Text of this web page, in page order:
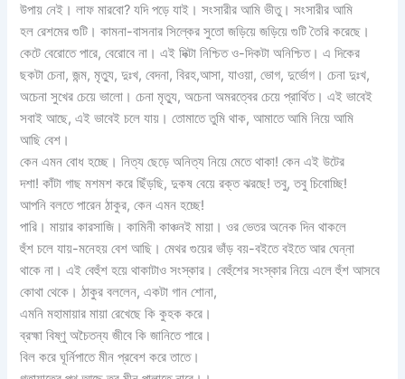
উপায় নেই। লাফ মারবো? যদি পড়ে যাই। সংসারীর আমি ভীতু। সংসারীর আমি
হল রেশমের গুটি। কামনা-বাসনার সিল্কের সুতো জড়িয়ে জড়িয়ে গুটি তৈরি করেছে।
কেটে বেরোতে পারে, বেরোবে না। এই দিক্টা নিশ্চিত ও-দিকটা অনিশ্চিত। এ দিকের
ছকটা চেনা, জন্ম, মৃত্যু, দুঃখ, বেদনা, বিরহ,আসা, যাওয়া, ভোগ, দুর্ভোগ। চেনা দুঃখ,
অচেনা সুখের চেয়ে ভালো। চেনা মৃত্যু, অচেনা অমরত্বের চেয়ে প্রার্থিত। এই ভাবেই
সবাই আছে, এই ভাবেই চলে যায়। তোমাতে তুমি থাক, আমাতে আমি নিয়ে আমি
আছি বেশ।
কেন এমন বোধ হচ্ছে। নিত্য ছেড়ে অনিত্য নিয়ে মেতে থাকা! কেন এই উটের
দশা! কাঁটা গাছ মশমশ করে ছিঁড়ছি, দুকষ বেয়ে রক্ত ঝরছে! তবু, তবু চিবোচ্ছি!
আপনি বলতে পারেন ঠাকুর, কেন এমন হচ্ছে!
পারি। মায়ার কারসাজি। কামিনী কাঞ্চনই মায়া। ওর ভেতর অনেক দিন থাকলে
হুঁশ চলে যায়-মনেহয় বেশ আছি। মেথর গুয়ের ভাঁড় বয়-বইতে বইতে আর ঘেন্না
থাকে না। এই বেহুঁশ হয়ে থাকাটাও সংস্কার। বেহুঁশের সংস্কার নিয়ে এলে হুঁশ আসবে
কোথা থেকে। ঠাকুর বললেন, একটা গান শোনা,
এমনি মহামায়ার মায়া রেখেছে কি কুহক করে।
ব্রহ্মা বিষ্ণু অচৈতন্য জীবে কি জানিতে পারে।
বিল করে ঘূর্নিপাতে মীন প্রবেশ করে তাতে।